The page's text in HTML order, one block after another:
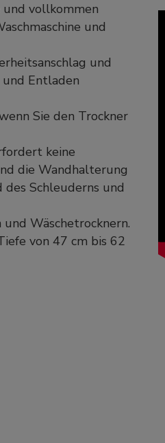
vollkommen
und
und
und Entladen
Sie den Trockner
keine
die Wandhalterung
Schleuderns und
Wäschetrocknern.
von 47 cm bis 62